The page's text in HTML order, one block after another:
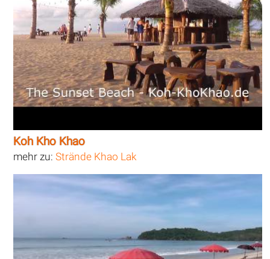
Koh Kho Khao
mehr zu:Strände Khao Lak